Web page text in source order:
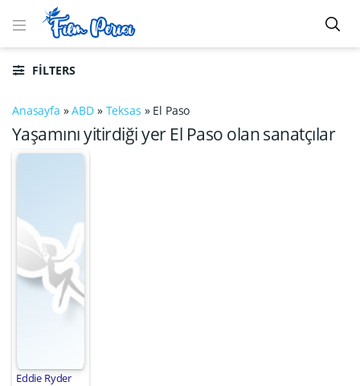
FILTERS
Anasayfa »ABD » Teksas » El Paso
Yaşamını yitirdiği yer El Paso olan sanatçılar
Eddie Ryder